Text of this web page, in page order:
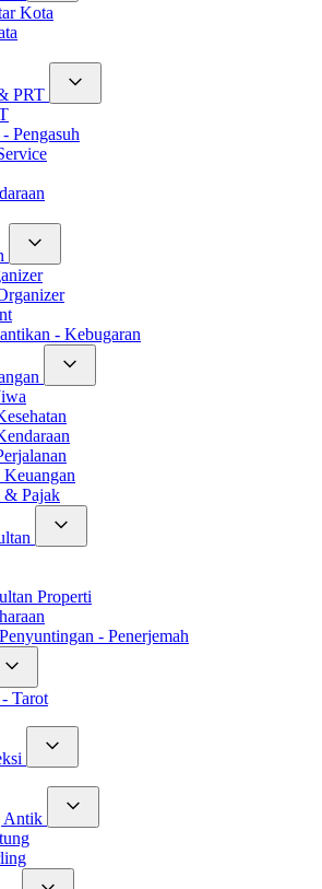
Kota
PRT
Pengasuh
- Kebugaran
& Pajak
Properti
- Penerjemah
Tarot
Antik